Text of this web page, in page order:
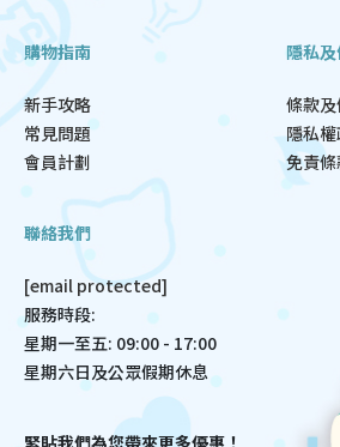
購物指南
新手攻略
常見問題
會員計劃
隱私
條款
隱私
免責
聯絡我們
[email protected]
服務時段:
星期一至五: 09:00 - 17:00
星期六日及公眾假期休息